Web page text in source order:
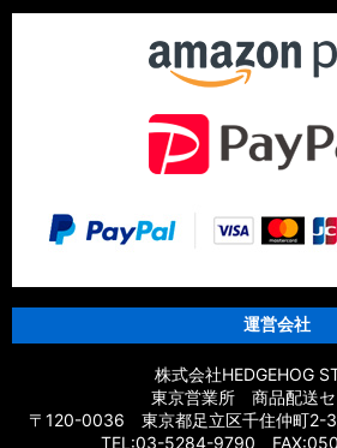
運営会社
株式会社HEDGEHOG
東京営業所 商品配送セ
〒120-0036 東京都足立区千住仲町2-
TEL:03-5284-9790